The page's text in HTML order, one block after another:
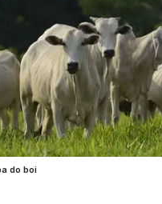
do boi